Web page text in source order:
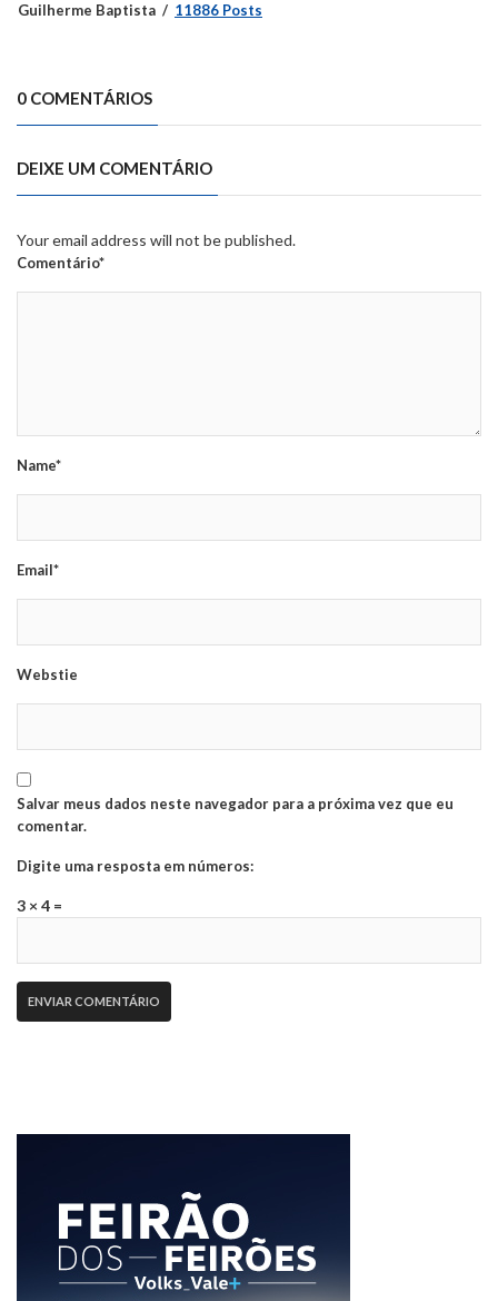
Guilherme Baptista 11886 Posts
0 COMENTÁRIOS
DEIXE UM COMENTÁRIO
Your email address will not be published.
Comentário*
Name*
Email*
Webstie
Salvar meus dados neste navegador para a próxima vez que eu
comentar.
Digite uma resposta em números:
3 × 4 =